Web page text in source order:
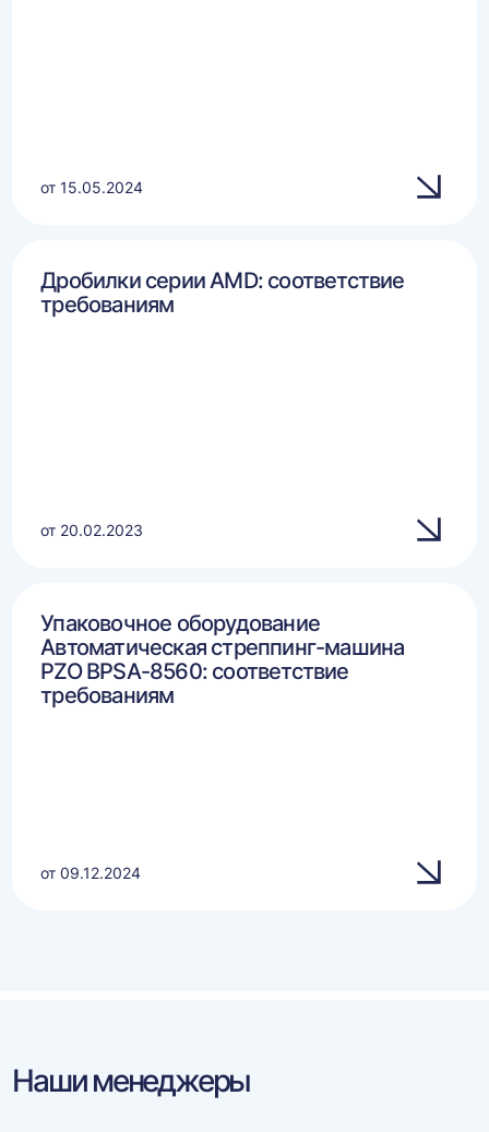
от 15.05.2024
Дробилки серии AMD: соответствие
требованиям
от 20.02.2023
Упаковочное оборудование
Автоматическая стреппинг-машина
PZO BPSA-8560: соответствие
требованиям
от 09.12.2024
Наши менеджеры